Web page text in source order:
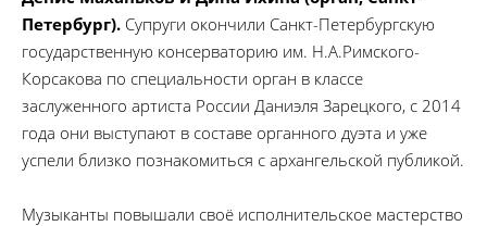
Петербург). Супруги окончили Санкт-Петербургскую
государственную консерваторию им. Н.А.Римского-
Корсакова по специальности орган в классе
заслуженного артиста России Даниэля Зарецкого, с 2014
года они выступают в составе органного дуэта и уже
успели близко познакомиться с архангельской публикой.
Музыканты повышали своё исполнительское мастерство